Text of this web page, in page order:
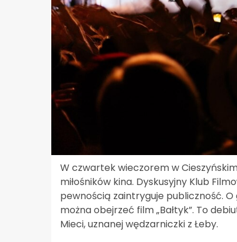
W czwartek wieczorem w
miłośników kina. Dyskusyjny Klub
pewnością zaintryguje publiczność. O
można obejrzeć film „Bałtyk”. To
Mieci, uznanej wędzarniczki z Łeby.